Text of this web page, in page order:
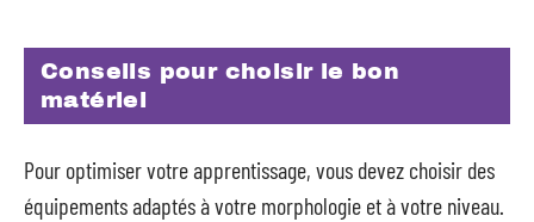
Conseils pour choisir le bon
matériel
Pour optimiser votre apprentissage, vous devez choisir des
équipements adaptés à votre morphologie et à votre niveau.